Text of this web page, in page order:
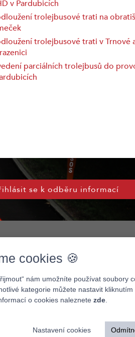
v Pardubicích
trolejbusové trati na
trolejbusové trati v Trnové
parciálních trolejbusů do
se k odběru informací
cookies 🍪
nám umožníte používat soubory
kategorie můžete nastavit kliknutím
o cookies naleznete zde
Nastavení cookies